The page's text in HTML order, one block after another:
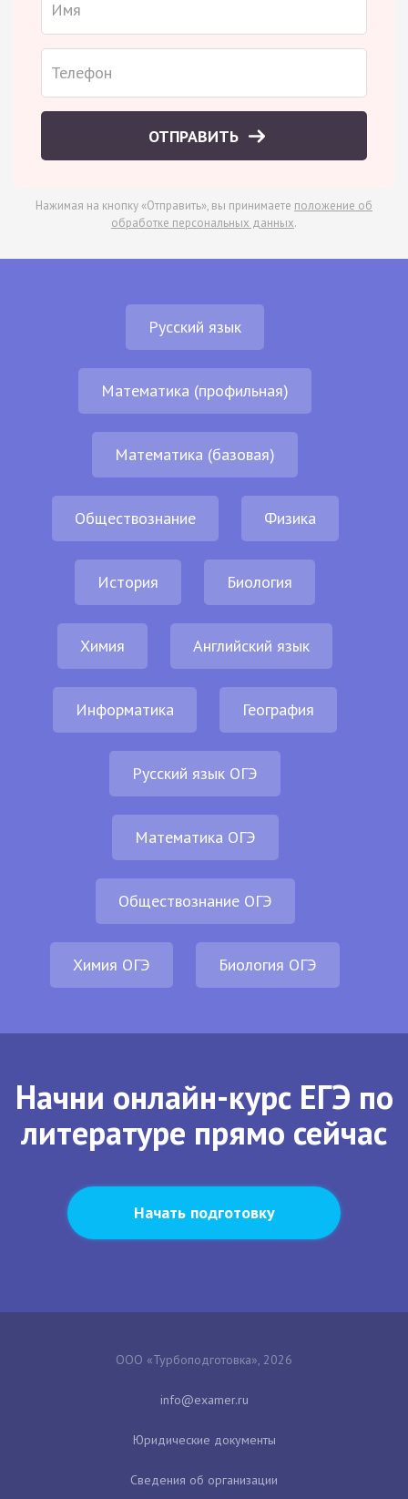
ОТПРАВИТЬ
Нажимая на кнопку «Отправить», вы принимаете положение об
обработке персональных данных.
Русский язык
Математика (профильная)
Математика (базовая)
Обществознание Физика
История Биология
Химия Английский язык
Информатика География
Русский язык ОГЭ
Математика ОГЭ
Обществознание ОГЭ
Химия ОГЭ Биология ОГЭ
Начни онлайн-курс ЕГЭ по
литературе прямо сейчас
Начать подготовку
ООО «Турбоподготовка», 2026
Юридические документы
Сведения об организации